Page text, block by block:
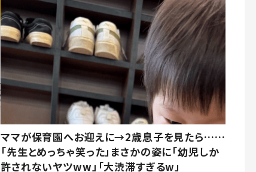
ママが保育園へお迎えに→2歳息子を見たら……
「先生とめっちゃ笑った」まさかの姿に「幼児しか
許されないヤツww」「大渋滞すぎるw」